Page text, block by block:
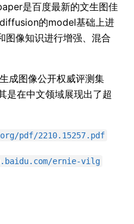
是百度最新的文生图佳
的model基础上进
图像知识进行增强、混合
成图像公开权威评测集
是在中文领域展现出了超
pdf/2210.15257.pdf
ernie-vilg